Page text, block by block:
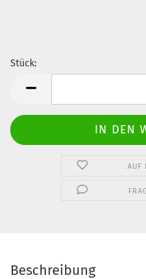
Stück:
AUF
Beschreibung